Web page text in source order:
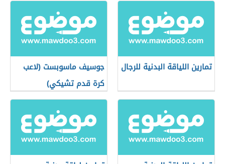
تمارين اللياقة البدنية للرجال
جوسيف ماسوبست (لاعب
كرة قدم تشيكي)